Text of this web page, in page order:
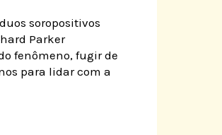
soropositivos
Parker
fenômeno, fugir de
para lidar com a